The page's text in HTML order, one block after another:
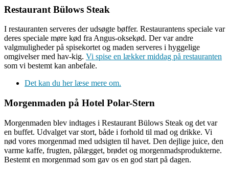
Restaurant Bülows Steak
I restauranten serveres der udsøgte bøffer. Restaurantens speciale var
deres speciale møre kød fra Angus-oksekød. Der var andre
valgmuligheder på spisekortet og maden serveres i hyggelige
omgivelser med hav-kig. Vi spise en lækker middag på restauranten
som vi bestemt kan anbefale.
Det kan du her læse mere om.
Morgenmaden på Hotel Polar-Stern
Morgenmaden blev indtages i Restaurant Bülows Steak og det var
en buffet. Udvalget var stort, både i forhold til mad og drikke. Vi
nød vores morgenmad med udsigten til havet. Den dejlige juice, den
varme kaffe, frugten, pålægget, brødet og morgenmadsprodukterne.
Bestemt en morgenmad som gav os en god start på dagen.